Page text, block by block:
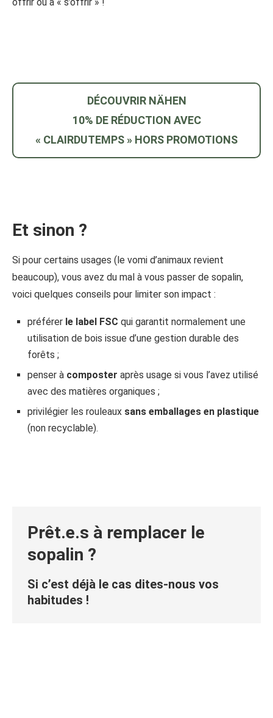
DÉCOUVRIR NÄHEN
10% DE RÉDUCTION AVEC
« CLAIRDUTEMPS » HORS PROMOTIONS
Et sinon ?
Si pour certains usages (le vomi d’animaux revient
beaucoup), vous avez du mal à vous passer de sopalin,
voici quelques conseils pour limiter son impact :
préférer le label FSC qui garantit normalement une
utilisation de bois issue d’une gestion durable des
forêts ;
penser à composter après usage si vous l’avez utilisé
avec des matières organiques ;
privilégier les rouleaux sans emballages en plastique
(non recyclable).
Prêt.e.s à remplacer le
sopalin ?
Si c’est déjà le cas dites-nous vos
habitudes !